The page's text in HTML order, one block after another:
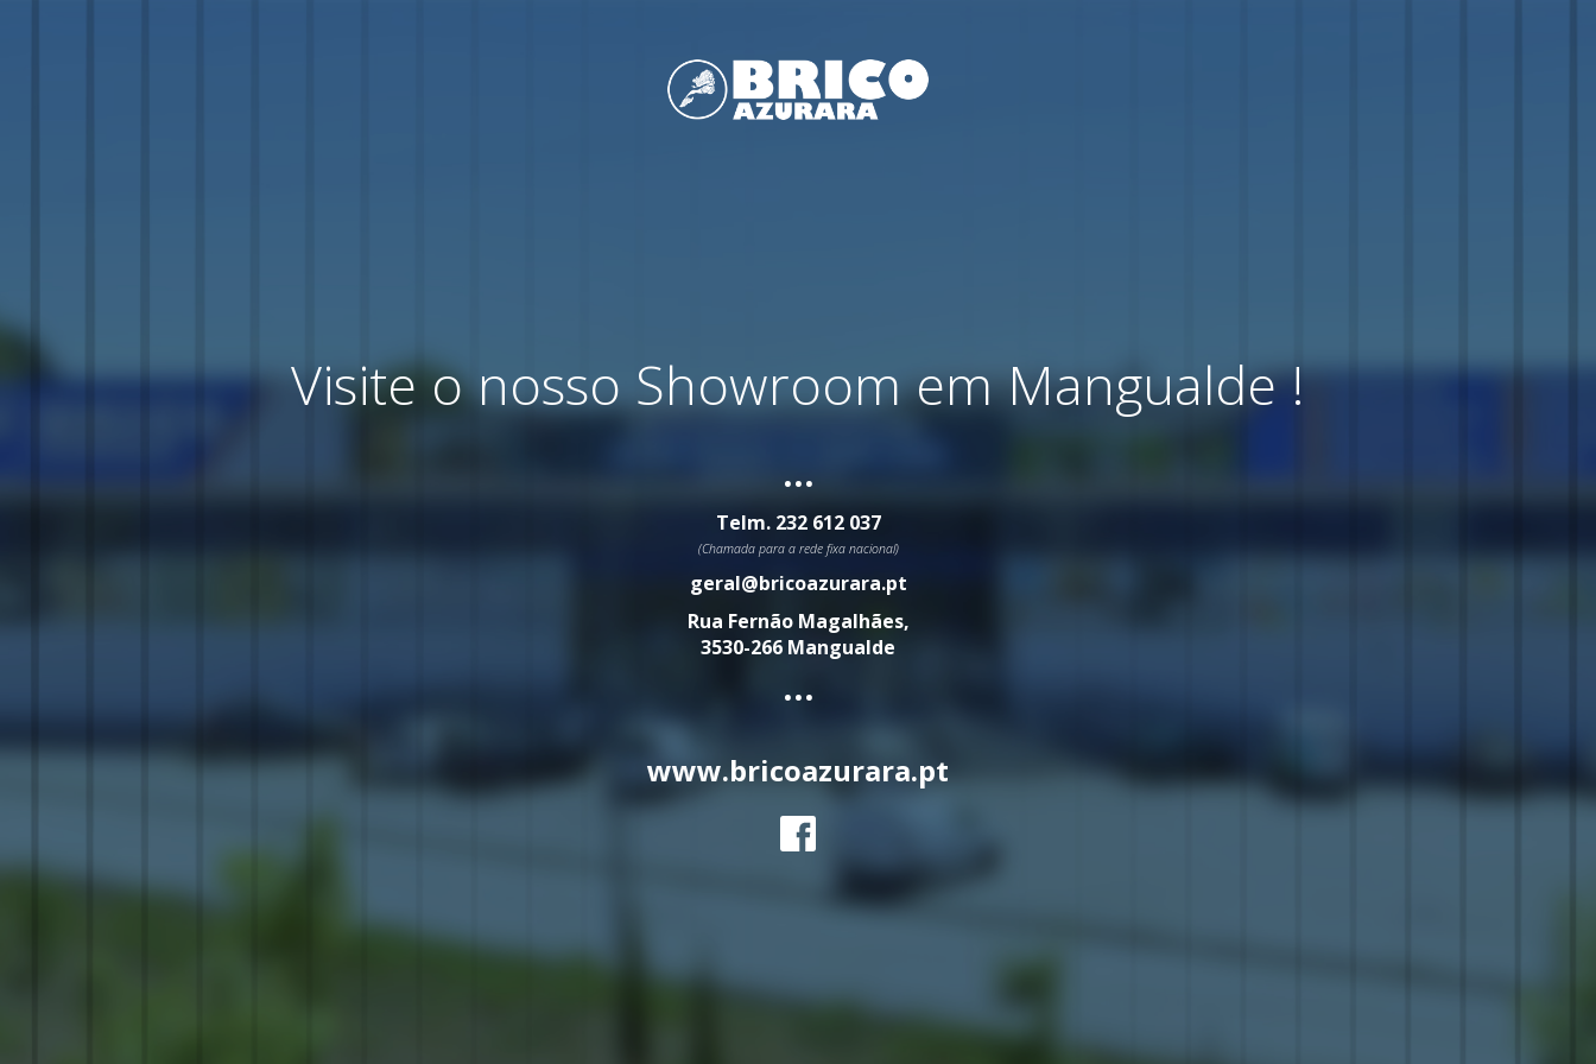
Visite o nosso Showroom em Mangualde !
...
Telm. 232 612 037
(Chamada para a rede fixa nacional)
geral@bricoazurara.pt
Rua Fernão Magalhães,
3530-266 Mangualde
...
www.bricoazurara.pt